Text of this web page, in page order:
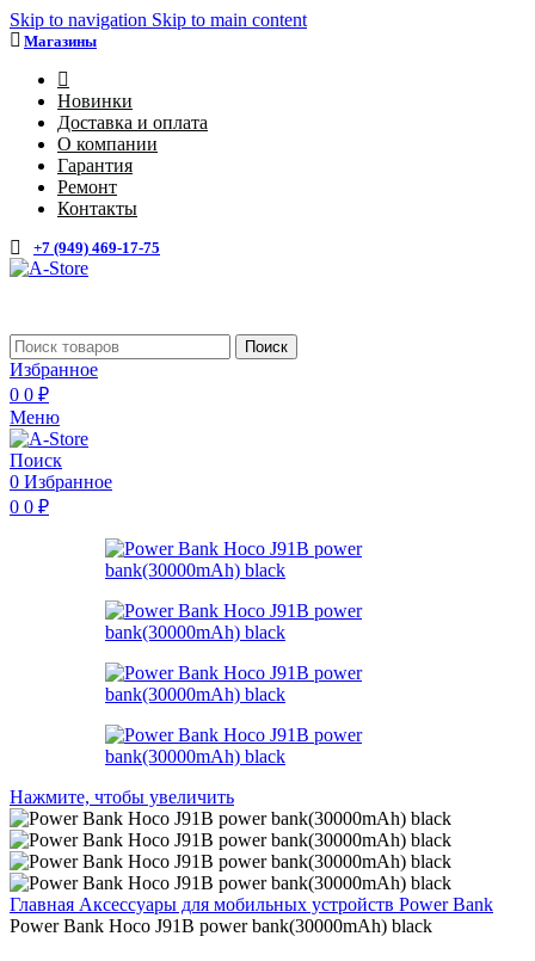
Skip to navigation Skip to main content
Магазины
Новинки
Доставка и оплата
О компании
Гарантия
Ремонт
Контакты
+7 (949) 469-17-75
Поиск
Избранное
0 0 ₽
Меню
Поиск
0 Избранное
0 0 ₽
Нажмите, чтобы увеличить
Главная Аксессуары для мобильных устройств Power Bank
Power Bank Hoco J91B power bank(30000mAh) black